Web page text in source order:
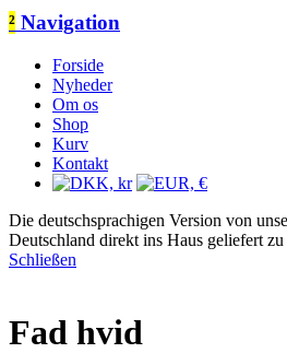
² Navigation
Forside
Nyheder
Om os
Shop
Kurv
Kontakt
Die deutschsprachigen Version von
Deutschland direkt ins Haus geliefert
Schließen
Fad hvid